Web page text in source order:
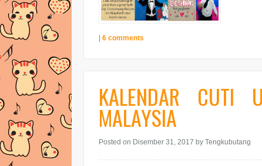
6 comments
KALENDAR
MALAYSIA
Posted on Disember 31, 2017 by Tengkubutang